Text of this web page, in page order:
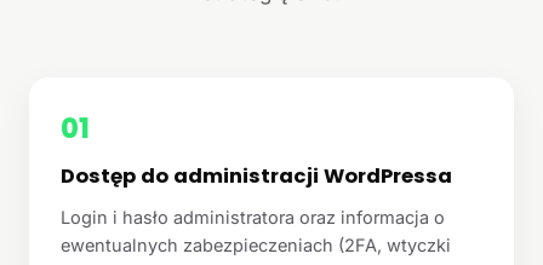
01
Dostęp do administracji WordPressa
Login i hasło administratora oraz informacja o
ewentualnych zabezpieczeniach (2FA, wtyczki